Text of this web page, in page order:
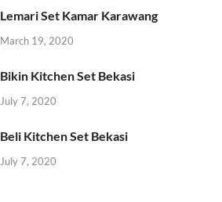
Lemari Set Kamar Karawang
March 19, 2020
Bikin Kitchen Set Bekasi
July 7, 2020
Beli Kitchen Set Bekasi
July 7, 2020